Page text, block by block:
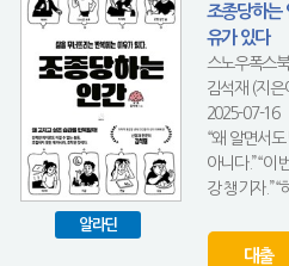
알라딘
조종당하는
유가 있다
스노우폭스
김석재 (지은
2025-07-16
“왜 알면서
아니다.”“이
강 챙기자.”“
대출